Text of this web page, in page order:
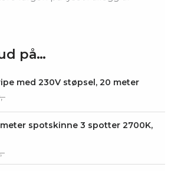
på…
med 230V støpsel, 20 meter
spotskinne 3 spotter 2700K,